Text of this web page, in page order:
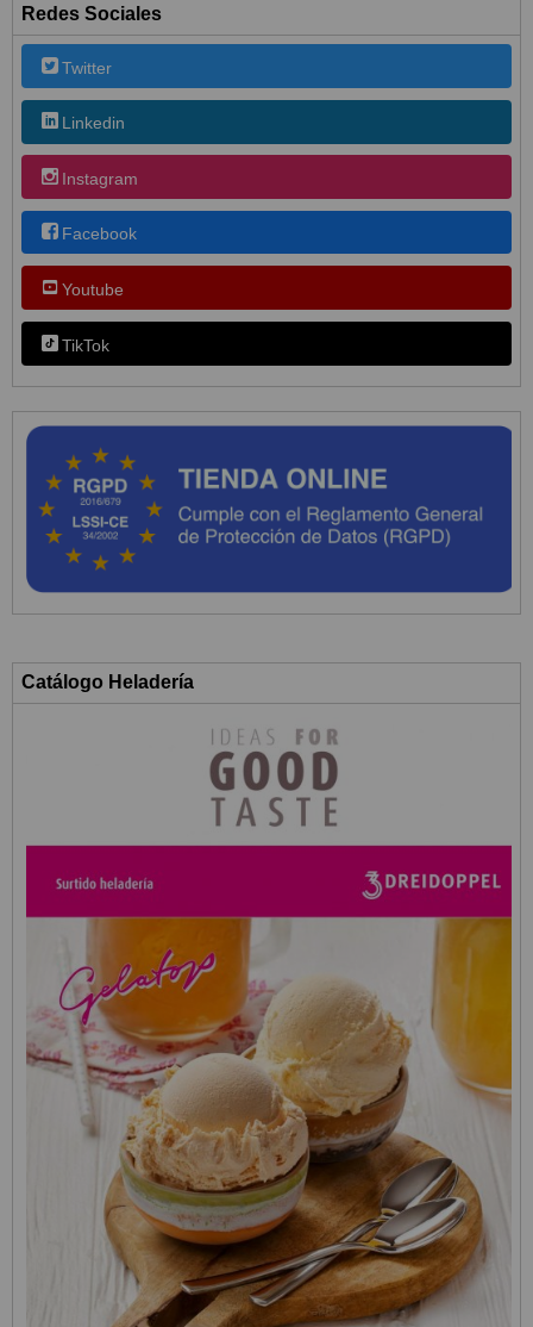
Redes Sociales
Twitter
Linkedin
Instagram
Facebook
Youtube
TikTok
Catálogo Heladería